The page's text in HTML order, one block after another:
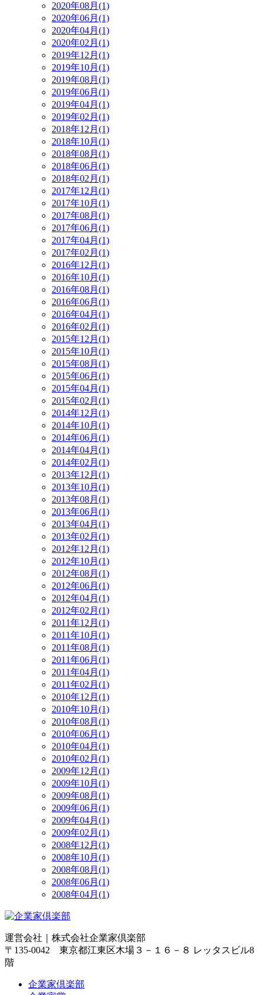
2020年08月(1)
2020年06月(1)
2020年04月(1)
2020年02月(1)
2019年12月(1)
2019年10月(1)
2019年08月(1)
2019年06月(1)
2019年04月(1)
2019年02月(1)
2018年12月(1)
2018年10月(1)
2018年08月(1)
2018年06月(1)
2018年02月(1)
2017年12月(1)
2017年10月(1)
2017年08月(1)
2017年06月(1)
2017年04月(1)
2017年02月(1)
2016年12月(1)
2016年10月(1)
2016年08月(1)
2016年06月(1)
2016年04月(1)
2016年02月(1)
2015年12月(1)
2015年10月(1)
2015年08月(1)
2015年06月(1)
2015年04月(1)
2015年02月(1)
2014年12月(1)
2014年10月(1)
2014年06月(1)
2014年04月(1)
2014年02月(1)
2013年12月(1)
2013年10月(1)
2013年08月(1)
2013年06月(1)
2013年04月(1)
2013年02月(1)
2012年12月(1)
2012年10月(1)
2012年08月(1)
2012年06月(1)
2012年04月(1)
2012年02月(1)
2011年12月(1)
2011年10月(1)
2011年08月(1)
2011年06月(1)
2011年04月(1)
2011年02月(1)
2010年12月(1)
2010年10月(1)
2010年08月(1)
2010年06月(1)
2010年04月(1)
2010年02月(1)
2009年12月(1)
2009年10月(1)
2009年08月(1)
2009年06月(1)
2009年04月(1)
2009年02月(1)
2008年12月(1)
2008年10月(1)
2008年08月(1)
2008年06月(1)
2008年04月(1)
運営会社｜ 株式会社企業家倶楽部
〒135-0042 東京都江東区木場３－１６－８ レッタスビル8
階
企業家倶楽部